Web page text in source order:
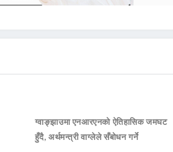
ग्वाङ्झाउमा एनआरएनको ऐतिहासिक जमघट
हुँदै, अर्थमन्त्री वाग्लेले सँबोधन गर्ने